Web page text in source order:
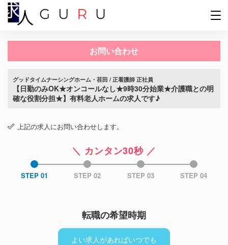
お問い合わせ
グッドタイムナーシングホーム・荏田 / 正看護師 正社員
【日勤のみOK★オンコールなし★9時30分始業★介護職との明
確な役割分担★】有料老人ホームの求人です♪
上記の求人にお問い合わせします。
＼ カンタン30秒 ／
STEP 01 STEP 02 STEP 03 STEP 04
転職の希望時期
よい求人があればいつでも